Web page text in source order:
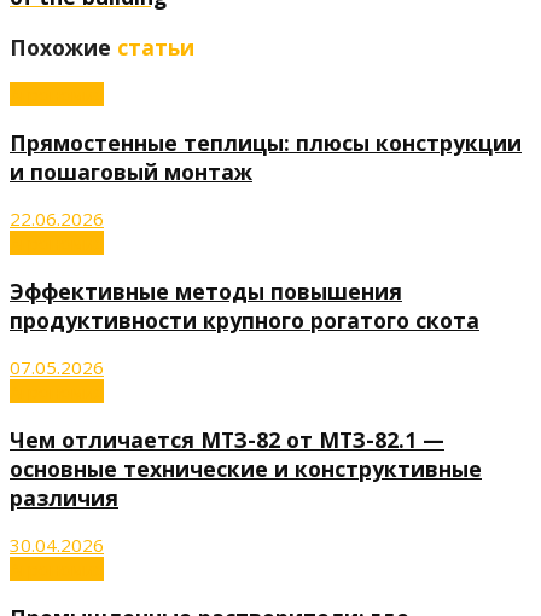
Похожие статьи
Прямостенные теплицы: плюсы конструкции
и пошаговый монтаж
22.06.2026
Эффективные методы повышения
продуктивности крупного рогатого скота
07.05.2026
Чем отличается МТЗ-82 от МТЗ-82.1 —
основные технические и конструктивные
различия
30.04.2026